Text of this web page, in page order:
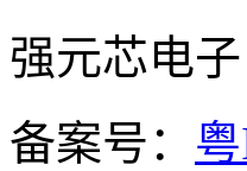
强元芯电
备案号：